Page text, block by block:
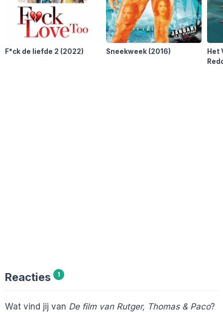
F*ck de liefde 2 (2022) Sneekweek (2016)
Het
Reacties 1
Wat vind jij van De film van Rutger, Thomas & Paco?